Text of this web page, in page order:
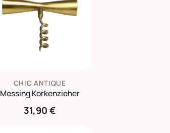
CHIC ANTIQUE
Messing Korkenzieher
31,90 €